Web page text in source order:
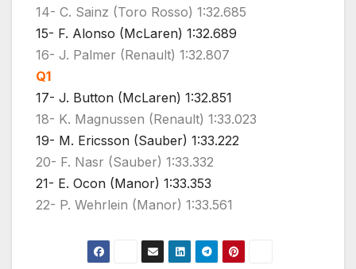
14- C. Sainz (Toro Rosso) 1:32.685
15- F. Alonso (McLaren) 1:32.689
16- J. Palmer (Renault) 1:32.807
Q1
17- J. Button (McLaren) 1:32.851
18- K. Magnussen (Renault) 1:33.023
19- M. Ericsson (Sauber) 1:33.222
20- F. Nasr (Sauber) 1:33.332
21- E. Ocon (Manor) 1:33.353
22- P. Wehrlein (Manor) 1:33.561